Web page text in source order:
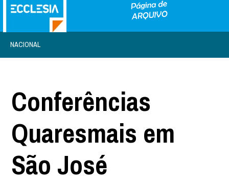
NACIONAL
Conferências
Quaresmais em
São José